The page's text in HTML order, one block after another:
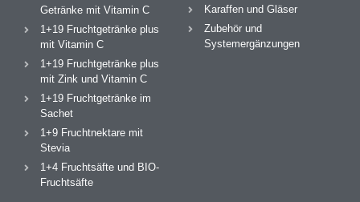
Getränke mit Vitamin C
1+19 Fruchtgetränke plus
mit Vitamin C
1+19 Fruchtgetränke plus
mit Zink und Vitamin C
1+19 Fruchtgetränke im
Sachet
1+9 Fruchtnektare mit
Stevia
1+4 Fruchtsäfte und BIO-
Fruchtsäfte
Karaffen und Gläser
Zubehör und
Systemergänzungen